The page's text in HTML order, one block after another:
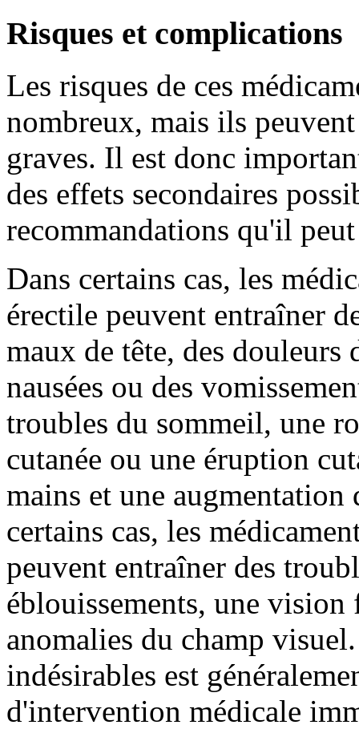
Risques et complications
Les risques de ces
nombreux, mais ils
graves. Il est donc
des effets secondaires
recommandations qu'il
Dans certains cas, les
érectile peuvent entraîner
maux de tête, des douleurs
nausées ou des
troubles du sommeil, une
cutanée ou une éruption
mains et une
certains cas, les
peuvent entraîner des
éblouissements, une
anomalies du champ
indésirables est
d'intervention médicale